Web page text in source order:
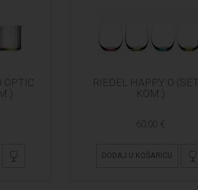
OPTIC
RIEDEL HAPPY O
KOM.)
60,00 €
DODAJ U KOŠARICU